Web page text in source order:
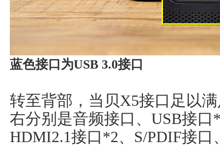
蓝色接口为USB 3.0接口
转至背部，当贝X5接口足以
右分别是音频接口、USB接口
HDMI2.1接口*2、S/PDIF接